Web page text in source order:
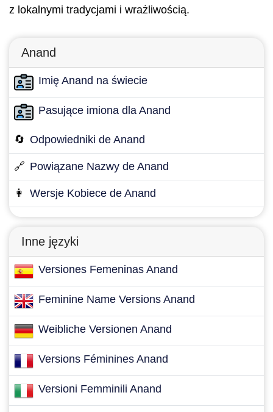
z lokalnymi tradycjami i wrażliwością.
Anand
Imię Anand na świecie
Pasujące imiona dla Anand
🔄 Odpowiedniki de Anand
🔗 Powiązane Nazwy de Anand
👩 Wersje Kobiece de Anand
Inne języki
Versiones Femeninas Anand
Feminine Name Versions Anand
Weibliche Versionen Anand
Versions Féminines Anand
Versioni Femminili Anand